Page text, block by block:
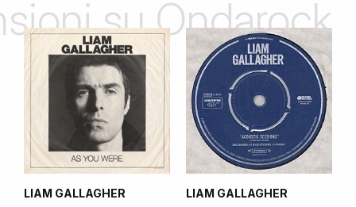
su Ondarock
LIAM GALLAGHER
LIAM GALLAGHER